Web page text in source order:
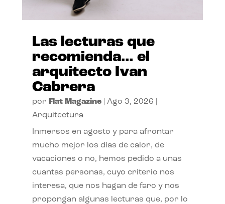
Las lecturas que
recomienda… el
arquitecto Ivan
Cabrera
por Flat Magazine| Ago 3, 2026
Arquitectura
Inmersos en agosto y para afrontar
mucho mejor los días de calor, de
vacaciones o no, hemos pedido a unas
cuantas personas, cuyo criterio nos
interesa, que nos hagan de faro y nos
propongan algunas lecturas que, por lo